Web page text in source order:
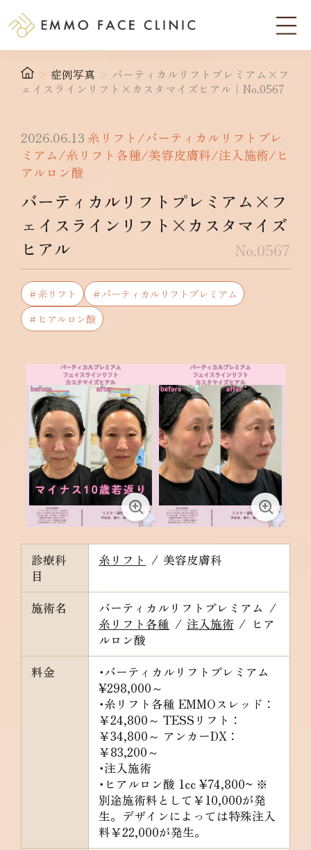
> 症例写真 > バーティカルリフトプレミアム×フ
ェイスラインリフト×カスタマイズヒアル｜No.0567
2026.06.13 糸リフト/バーティカルリフトプレ
ミアム/糸リフト各種/美容皮膚科/注入施術/ヒ
アルロン酸
バーティカルリフトプレミアム×フ
ェイスラインリフト×カスタマイズ
ヒアル
No.0567
＃糸リフト
＃バーティカルリフトプレミアム
＃ヒアルロン酸
診療科
目
糸リフト / 美容皮膚科
施術名 バーティカルリフトプレミアム /
糸リフト各種 / 注入施術 / ヒア
ルロン酸
料金
･バーティカルリフトプレミアム
¥298,000～
･糸リフト各種EMMOスレッド：
￥24,800～ TESSリフト：
￥34,800～ アンカーDX：
￥83,200～
･注入施術
･ヒアルロン酸 1cc ¥74,800~ ※
別途施術料として￥10,000が発
生。デザインによっては特殊注入
料￥22,000が発生。